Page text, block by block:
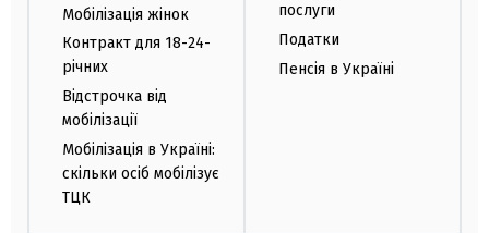
Мобілізація жінок
Контракт для 18-24-
річних
Відстрочка від
мобілізації
Мобілізація в Україні:
скільки осіб мобілізує
ТЦК
послуги
Податки
Пенсія в Україні